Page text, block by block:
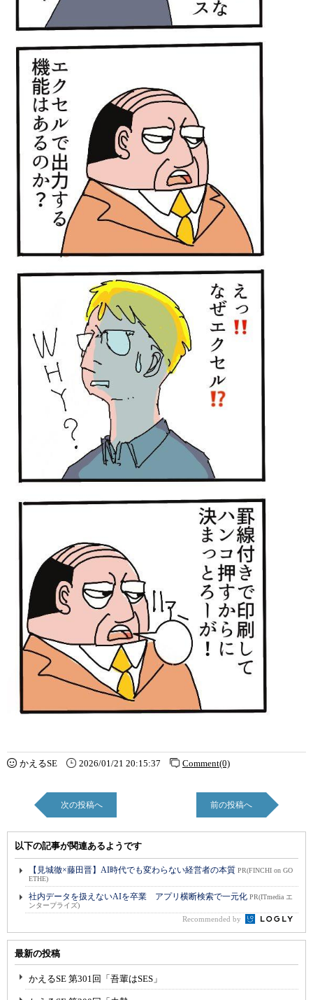
かえるSE 2026/01/21 20:15:37 Comment(0)
次の投稿へ 前の投稿へ
以下の記事が関連あるようです
【見城徹×藤田晋】AI時代でも変わらない経営者の本質 PR(FINCHI on GO
ETHE)
社内データを扱えないAIを卒業 アプリ横断検索で一元化 PR(ITmedia エ
ンタープライズ)
Recommended by
最新の投稿
かえるSE 第301回「吾輩はSES」